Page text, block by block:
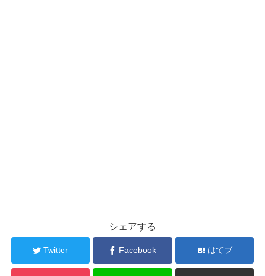
シェアする
Twitter Facebook はてブ